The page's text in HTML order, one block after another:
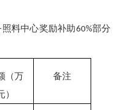
料中心奖励补助60%部分
（万
）
备注